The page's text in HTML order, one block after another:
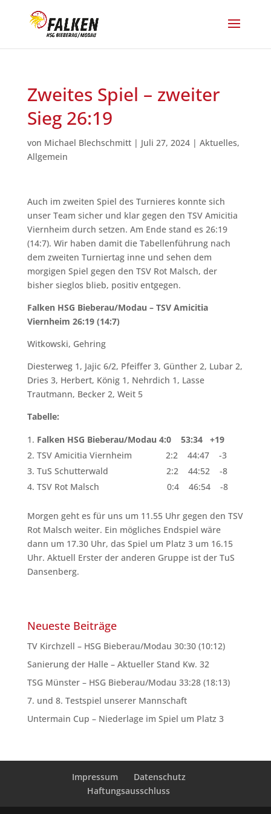
Zweites Spiel – zweiter
Sieg 26:19
von Michael Blechschmitt| Juli 27, 2024| Aktuelles,
Allgemein
Auch im zweiten Spiel des Turnieres konnte sich
unser Team sicher und klar gegen den TSV Amicitia
Viernheim durch setzen. Am Ende stand es 26:19
(14:7). Wir haben damit die Tabellenführung nach
dem zweiten Turniertag inne und sehen dem
morgigen Spiel gegen den TSV Rot Malsch, der
bisher sieglos blieb, positiv entgegen.
Falken HSG Bieberau/Modau – TSV Amicitia
Viernheim 26:19 (14:7)
Witkowski, Gehring
Diesterweg 1, Jajic 6/2, Pfeiffer 3, Günther 2, Lubar 2,
Dries 3, Herbert, König 1, Nehrdich 1, Lasse
Trautmann, Becker 2, Weit 5
Tabelle:
Falken HSG Bieberau/Modau 4:0 53:34 +19
TSV Amicitia Viernheim 2:2 44:47 -3
TuS Schutterwald 2:2 44:52 -8
TSV Rot Malsch 0:4 46:54 -8
Morgen geht es für uns um 11.55 Uhr gegen den TSV
Rot Malsch weiter. Ein mögliches Endspiel wäre
dann um 17.30 Uhr, das Spiel um Platz 3 um 16.15
Uhr. Aktuell Erster der anderen Gruppe ist der TuS
Dansenberg.
Neueste Beiträge
TV Kirchzell – HSG Bieberau/Modau 30:30 (10:12)
Sanierung der Halle – Aktueller Stand Kw. 32
TSG Münster – HSG Bieberau/Modau 33:28 (18:13)
7. und 8. Testspiel unserer Mannschaft
Untermain Cup – Niederlage im Spiel um Platz 3
Impressum
Datenschutz
Haftungsausschluss